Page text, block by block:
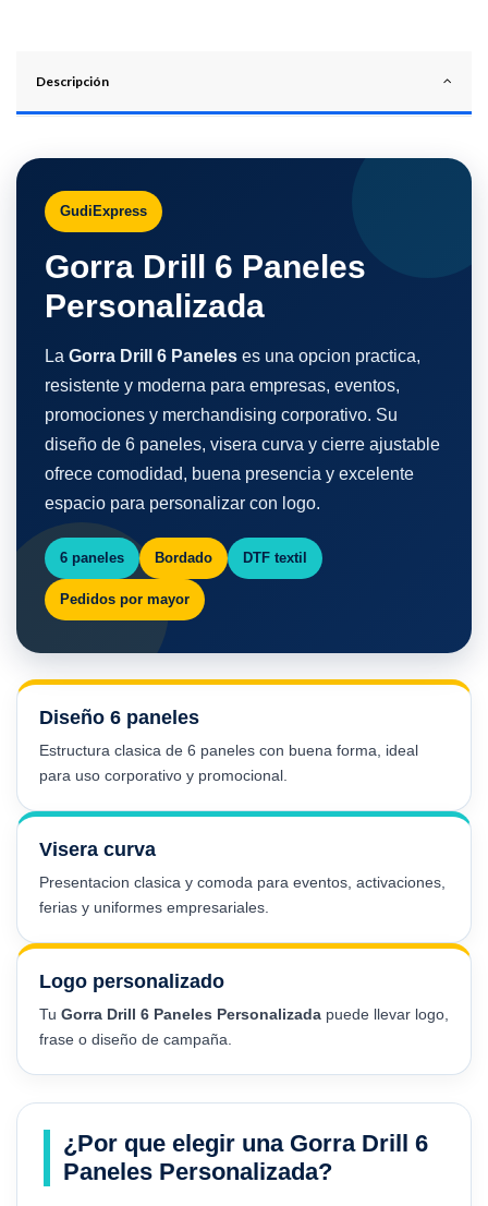
Descripción
GudiExpress
Gorra Drill 6 Paneles
Personalizada
La Gorra Drill 6 Paneles es una opcion practica,
resistente y moderna para empresas, eventos,
promociones y merchandising corporativo. Su
diseño de 6 paneles, visera curva y cierre ajustable
ofrece comodidad, buena presencia y excelente
espacio para personalizar con logo.
6 paneles Bordado DTF textil
Pedidos por mayor
Diseño 6 paneles
Estructura clasica de 6 paneles con buena forma, ideal
para uso corporativo y promocional.
Visera curva
Presentacion clasica y comoda para eventos, activaciones,
ferias y uniformes empresariales.
Logo personalizado
Tu Gorra Drill 6 Paneles Personalizada puede llevar logo,
frase o diseño de campaña.
¿Por que elegir una Gorra Drill 6
Paneles Personalizada?